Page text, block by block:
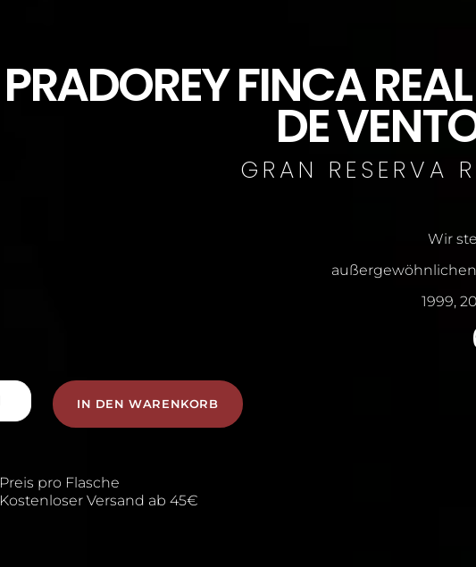
PRADOREY FINCA
DE
GRAN RESERVA
Wir
1999,
IN DEN WARENKORB
Preis pro Flasche
Kostenloser Versand ab 45€